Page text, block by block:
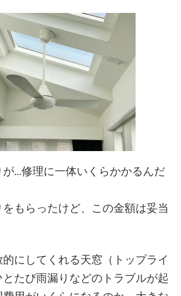
…修理に一体いくらかかるんだ
をもらったけど、この金額は妥当
にしてくれる天窓（トップライ
とたび雨漏りなどのトラブルが起